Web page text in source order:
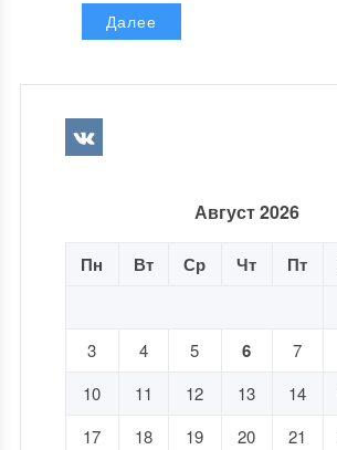
Далее
Август 2026
Пн Вт Ср Чт Пт
3
4 5 6 7
10
11 12 13 14
17
18 19 20 21